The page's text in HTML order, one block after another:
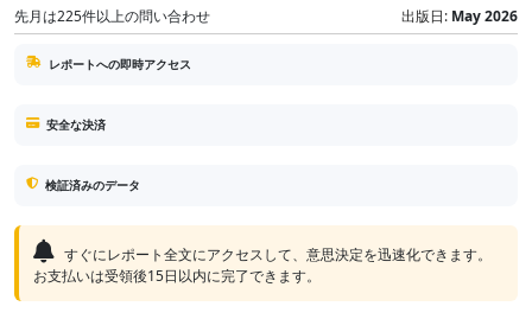
先月は225件以上の問い合わせ 出版日: May 2026
レポートへの即時アクセス
安全な決済
検証済みのデータ
すぐにレポート全文にアクセスして、意思決定を迅速化できます。
お支払いは受領後15日以内に完了できます。